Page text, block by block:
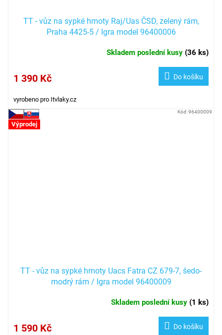
TT - vůz na sypké hmoty Raj/Uas ČSD, zelený rám,
Praha 4425-5 / Igra model 96400006
Skladem poslední kusy (36 ks)
1 390 Kč Do košíku
vyrobeno pro Itvlaky.cz
Výprodej
TT - vůz na sypké hmoty Uacs Fatra CZ 679-7, šedo-
modrý rám / Igra model 96400009
Skladem poslední kusy (1 ks)
1 590 Kč Do košíku
Kód:96400009